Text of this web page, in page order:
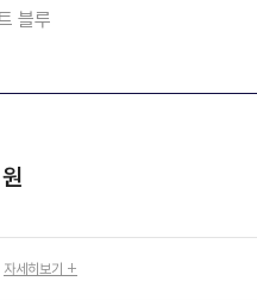
블루
자세히보기 +